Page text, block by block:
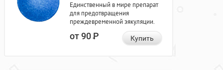
Единственный в мире препарат
для предотвращения
преждевременной эякуляции.
от 90Р Купить